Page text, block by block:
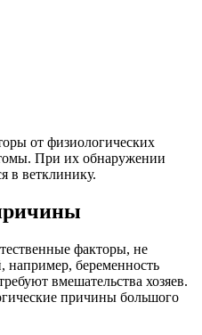
от физиологических
При их обнаружении
в ветклинику.
факторы, не
например, беременность
вмешательства хозяев.
причины большого